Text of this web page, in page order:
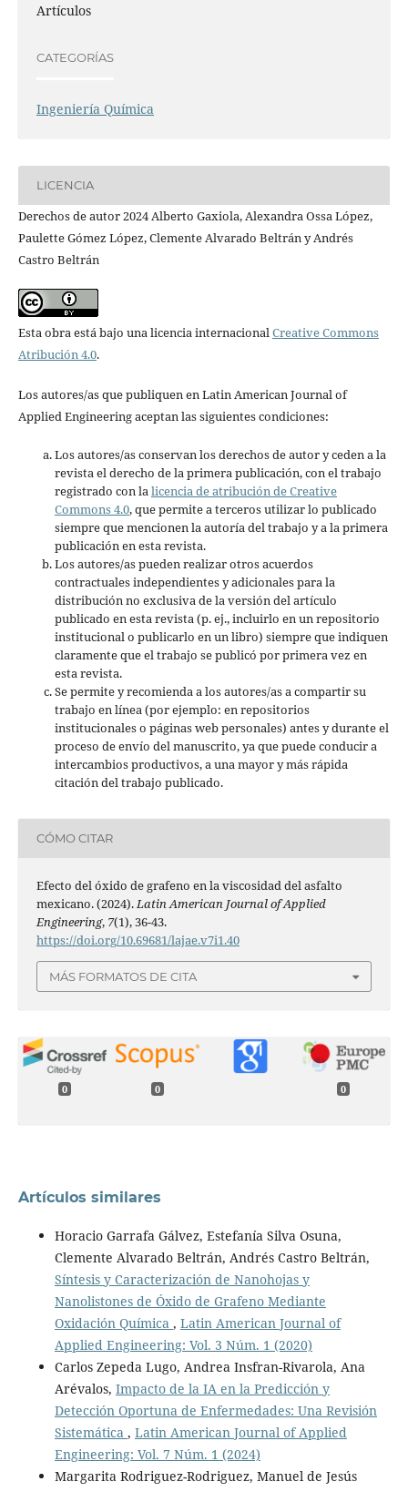
Artículos
CATEGORÍAS
Ingeniería Química
LICENCIA
Derechos de autor 2024 Alberto Gaxiola, Alexandra Ossa López,
Paulette Gómez López, Clemente Alvarado Beltrán y Andrés
Castro Beltrán
Esta obra está bajo una licencia internacionalCreative Commons
Atribución 4.0.
Los autores/as que publiquen en Latin American Journal of
Applied Engineering aceptan las siguientes condiciones:
Los autores/as conservan los derechos de autor y ceden a la
revista el derecho de la primera publicación, con el trabajo
registrado con lalicencia de atribución de Creative
Commons 4.0, que permite a terceros utilizar lo publicado
siempre que mencionen la autoría del trabajo y a la primera
publicación en esta revista.
Los autores/as pueden realizar otros acuerdos
contractuales independientes y adicionales para la
distribución no exclusiva de la versión del artículo
publicado en esta revista (p. ej., incluirlo en un repositorio
institucional o publicarlo en un libro) siempre que indiquen
claramente que el trabajo se publicó por primera vez en
esta revista.
Se permite y recomienda a los autores/as a compartir su
trabajo en línea (por ejemplo: en repositorios
institucionales o páginas web personales) antes y durante el
proceso de envío del manuscrito, ya que puede conducir a
intercambios productivos, a una mayor y más rápida
citación del trabajo publicado.
CÓMO CITAR
Efecto del óxido de grafeno en la viscosidad del asfalto
mexicano. (2024).Latin American Journal of Applied
Engineering, 7(1), 36-43.
https://doi.org/10.69681/lajae.v7i1.40
MÁS FORMATOS DE CITA
0 0 0
Artículos similares
Horacio Garrafa Gálvez, Estefanía Silva Osuna,
Clemente Alvarado Beltrán, Andrés Castro Beltrán,
Síntesis y Caracterización de Nanohojas y
Nanolistones de Óxido de Grafeno Mediante
Oxidación Química , Latin American Journal of
Applied Engineering: Vol. 3 Núm. 1 (2020)
Carlos Zepeda Lugo, Andrea Insfran-Rivarola, Ana
Arévalos, Impacto de la IA en la Predicción y
Detección Oportuna de Enfermedades: Una Revisión
Sistemática , Latin American Journal of Applied
Engineering: Vol. 7 Núm. 1 (2024)
Margarita Rodriguez-Rodriguez, Manuel de Jesús